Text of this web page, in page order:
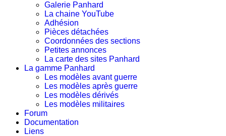
Galerie Panhard
La chaine YouTube
Adhésion
Pièces détachées
Coordonnées des sections
Petites annonces
La carte des sites Panhard
La gamme Panhard
Les modèles avant guerre
Les modèles après guerre
Les modèles dérivés
Les modèles militaires
Forum
Documentation
Liens